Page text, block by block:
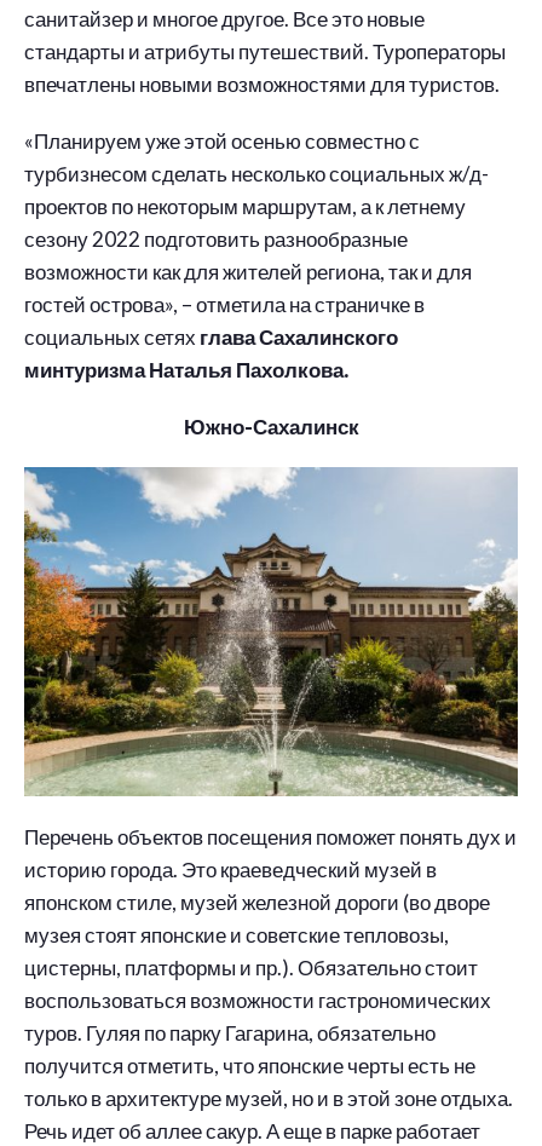
санитайзер и многое другое. Все это новые
стандарты и атрибуты путешествий. Туроператоры
впечатлены новыми возможностями для туристов.
«Планируем уже этой осенью совместно с
турбизнесом сделать несколько социальных ж/д-
проектов по некоторым маршрутам, а к летнему
сезону 2022 подготовить разнообразные
возможности как для жителей региона, так и для
гостей острова», – отметила на страничке в
социальных сетях глава Сахалинского
минтуризма Наталья Пахолкова.
Южно-Сахалинск
Перечень объектов посещения поможет понять дух и
историю города. Это краеведческий музей в
японском стиле, музей железной дороги (во дворе
музея стоят японские и советские тепловозы,
цистерны, платформы и пр.). Обязательно стоит
воспользоваться возможности гастрономических
туров. Гуляя по парку Гагарина, обязательно
получится отметить, что японские черты есть не
только в архитектуре музей, но и в этой зоне отдыха.
Речь идет об аллее сакур. А еще в парке работает